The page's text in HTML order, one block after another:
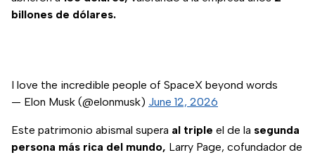
billones de dólares.
I love the incredible people of SpaceX beyond words
— Elon Musk (@elonmusk) June 12, 2026
Este patrimonio abismal supera al triple el de la segunda
persona más rica del mundo, Larry Page, cofundador de